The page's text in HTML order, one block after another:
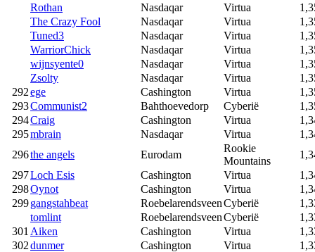
Rothan
Nasdaqar Virtua
The Crazy Fool
Nasdaqar Virtua
Tuned3
Nasdaqar Virtua
WarriorChick
Nasdaqar Virtua
wijnsyente0
Nasdaqar Virtua
Zsolty
Nasdaqar Virtua
292ege Cashington Virtua
293Communist2 Bahthoevedorp Cyberië
294Craig Cashington Virtua
295mbrain Nasdaqar Virtua
296the angels Eurodam
Rookie
Mountains
297Loch Esis Cashington Virtua
298Oynot Cashington Virtua
299gangstahbeat RoebelarendsveenCyberië
tomlint
RoebelarendsveenCyberië
301 Aiken Cashington Virtua
302dunmer Cashington Virtua